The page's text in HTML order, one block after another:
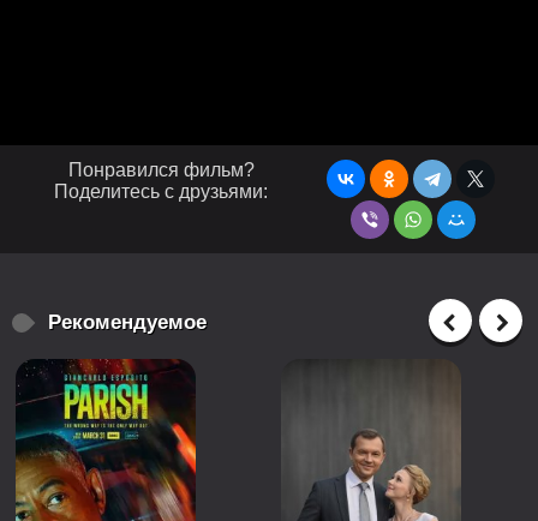
Понравился фильм?
Поделитесь с друзьями:
Рекомендуемое